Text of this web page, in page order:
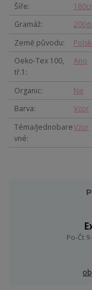
Šíře
Gramáž
Země původu
Oeko-Tex 100,
tř.1
Ano
Organic
Ne
Barva
Vzor
Téma/Jednobare
vné
Vzor
Po-Čt